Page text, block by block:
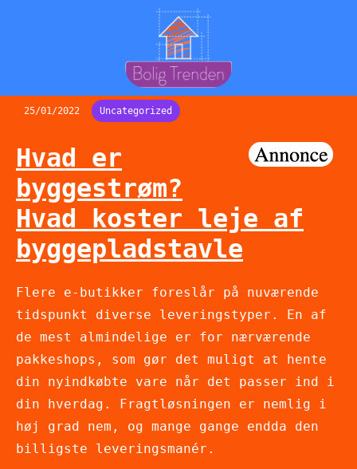
25/01/2022 Uncategorized
Hvad er
byggestrøm?
Hvad koster leje af
byggepladstavle
Flere e-butikker foreslår på nuværende
tidspunkt diverse leveringstyper. En af
de mest almindelige er for nærværende
pakkeshops, som gør det muligt at hente
din nyindkøbte vare når det passer ind i
din hverdag. Fragtløsningen er nemlig i
høj grad nem, og mange gange endda den
billigste leveringsmanér.